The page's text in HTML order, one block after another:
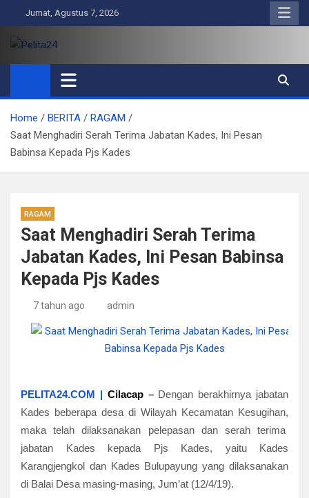
to
content
Jumat, Agustus 7, 2026
Pelita24
Aktual, Mendalam dan Terpercaya
Home BERITA
RAGAM
Saat Menghadiri Serah Terima Jabatan Kades, Ini Pesan
Babinsa Kepada Pjs Kades
RAGAM
Saat Menghadiri Serah Terima
Jabatan Kades, Ini Pesan Babinsa
Kepada Pjs Kades
7 tahun ago admin
PELITA24.COM | Cilacap – Dengan berakhirnya jabatan
Kades beberapa desa di Wilayah Kecamatan Kesugihan,
maka telah dilaksanakan pelepasan dan serah terima
jabatan Kades kepada Pjs Kades, yaitu Kades
Karangjengkol dan Kades Bulupayung yang dilaksanakan
di Balai Desa masing-masing, Jum’at (12/4/19).